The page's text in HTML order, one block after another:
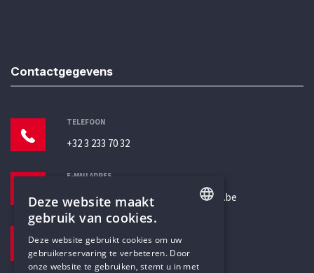
Contactgegevens
TELEFOON
+32 3 233 70 32
E-MAILADRES
secretariaat@humanistischverbond.be
Pottenbrug 4
Antwerpen, 2000
DUTCH
Deze website maakt
gebruik van cookies.
Deze website gebruikt cookies om uw
gebruikerservaring te verbeteren. Door
onze website te gebruiken, stemt u in met